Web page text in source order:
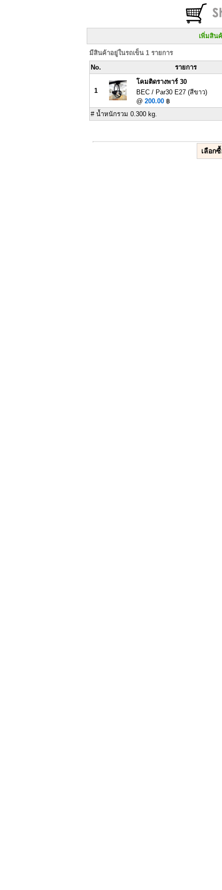
เพิ่มสิน
มีสินค้าอยู่ในรถเข็น 1 รายการ
No.
รายการ
1
โคมติดรางพาร์ 30
BEC / Par30 E27 (สีขาว)
@ 200.00 ฿
# น้ำหนักรวม 0.300 kg.